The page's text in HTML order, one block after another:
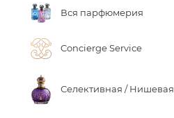
Вся парфюмерия
Concierge Service
Селективная / Нишевая